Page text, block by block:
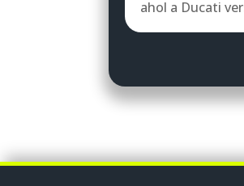
ahol a Ducati